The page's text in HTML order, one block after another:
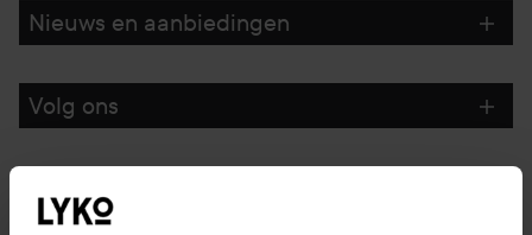
Nieuws en aanbiedingen
Volg ons